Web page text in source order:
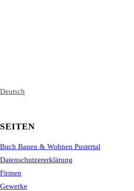
Deutsch
SEITEN
Buch Bauen & Wohnen Pustertal
Datenschutzererklärung
Firmen
Gewerke